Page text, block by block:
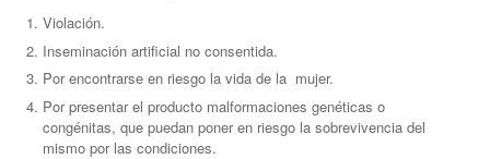
Violación.
Inseminación artificial no consentida.
Por encontrarse en riesgo la vida de la mujer.
Por presentar el producto malformaciones genéticas o
congénitas, que puedan poner en riesgo la sobrevivencia del
mismo por las condiciones.